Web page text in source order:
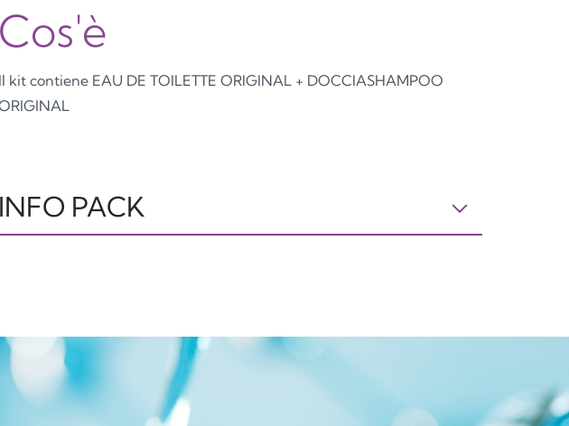
Cos'è
Il kit contiene EAU DE TOILETTE ORIGINAL + DOCCIASHAMPOO
INFO PACK
Carta Plastica